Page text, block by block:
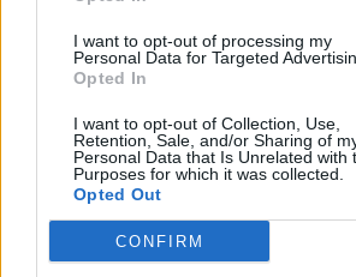
I want to opt-out of processing my
Personal Data for Targeted
Opted In
I want to opt-out of Collection, Use,
Retention, Sale, and/or Sharing of
Personal Data that Is Unrelated with
Purposes for which it was collected.
Opted Out
CONFIRM
Desemprego no Alentejo diminuiu 22,5% no
de 2026: conheça os dados por concelho
O número de desempregados inscritos nos
dos 47 concelhos do Alentejo...